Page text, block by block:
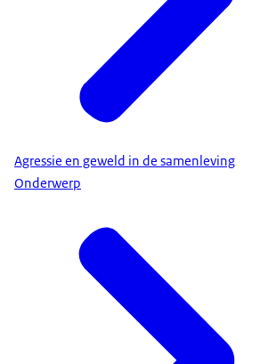
Agressie en geweld in de samenleving
Onderwerp